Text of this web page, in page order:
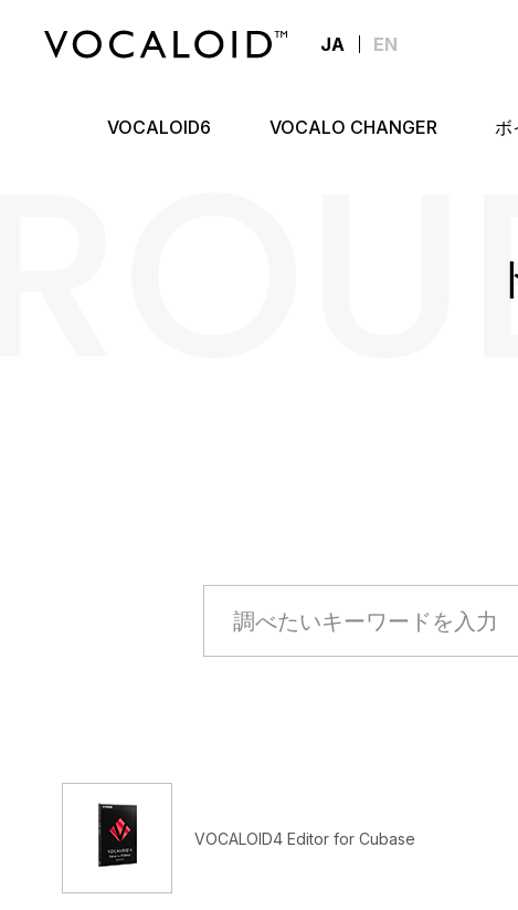
JA EN
VOCALOID6 VOCALO CHANGER ボ
VOCALOID4 Editor for Cubase